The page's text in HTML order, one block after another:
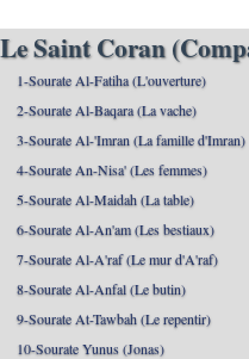
Le Saint Coran
1-Sourate Al-Fatiha (L'ouverture)
2-Sourate Al-Baqara (La vache)
3-Sourate Al-'Imran (La famille d'Imran)
4-Sourate An-Nisa' (Les femmes)
5-Sourate Al-Maidah (La table)
6-Sourate Al-An'am (Les bestiaux)
7-Sourate Al-A'raf (Le mur d'A'raf)
8-Sourate Al-Anfal (Le butin)
9-Sourate At-Tawbah (Le repentir)
10-Sourate Yunus (Jonas)